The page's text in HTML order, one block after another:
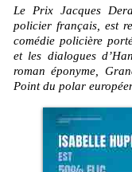
Le Prix Jacques
policier français, est
comédie policière
et les dialogues
roman éponyme,
Point du polar